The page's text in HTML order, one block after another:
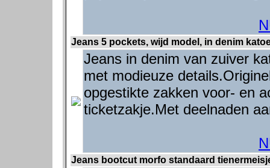
Jeans 5 pockets, wijd model, in denim
Jeans in denim van zuiver
met modieuze
opgestikte zakken voor- en
ticketzakje.Met deelnaden
Jeans bootcut morfo standaard